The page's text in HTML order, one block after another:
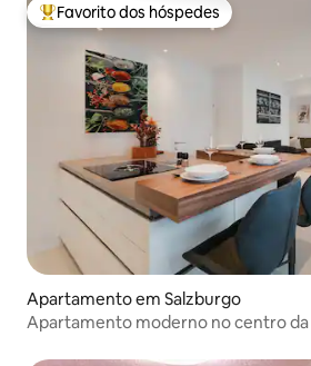
Favoritos dos hóspedes mais
Favorito dos hóspedes
Apartamento em Salzburgo
Apartamento moderno no centro da